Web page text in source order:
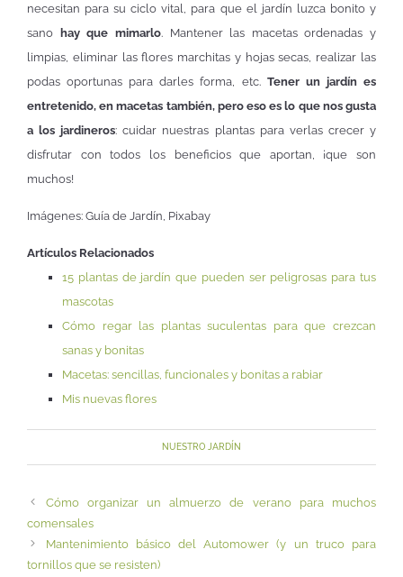
necesitan para su ciclo vital, para que el jardín luzca bonito y
sano hay que mimarlo. Mantener las macetas ordenadas y
limpias, eliminar las flores marchitas y hojas secas, realizar las
podas oportunas para darles forma, etc. Tener un jardín es
entretenido, en macetas también, pero eso es lo que nos gusta
a los jardineros: cuidar nuestras plantas para verlas crecer y
disfrutar con todos los beneficios que aportan, ¡que son
muchos!
Imágenes: Guía de Jardín, Pixabay
Artículos Relacionados
15 plantas de jardín que pueden ser peligrosas para tus
mascotas
Cómo regar las plantas suculentas para que crezcan
sanas y bonitas
Macetas: sencillas, funcionales y bonitas a rabiar
Mis nuevas flores
NUESTRO JARDÍN
Cómo organizar un almuerzo de verano para muchos
comensales
Mantenimiento básico del Automower (y un truco para
tornillos que se resisten)